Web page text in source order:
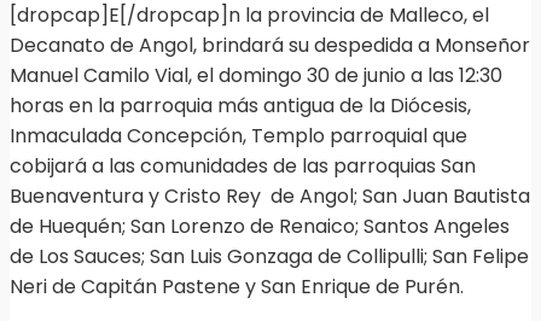
[dropcap]E[/dropcap]n la provincia de Malleco, el
Decanato de Angol, brindará su despedida a Monseñor
Manuel Camilo Vial, el domingo 30 de junio a las 12:30
horas en la parroquia más antigua de la Diócesis,
Inmaculada Concepción, Templo parroquial que
cobijará a las comunidades de las parroquias San
Buenaventura y Cristo Rey de Angol; San Juan Bautista
de Huequén; San Lorenzo de Renaico; Santos Angeles
de Los Sauces; San Luis Gonzaga de Collipulli; San Felipe
Neri de Capitán Pastene y San Enrique de Purén.